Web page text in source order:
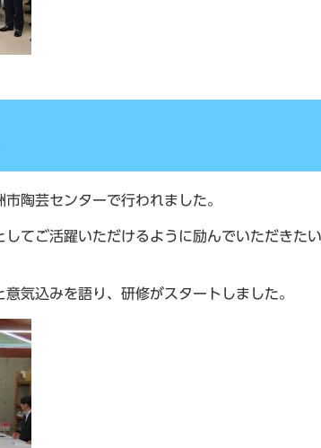
陶芸センターで行われました。
てご活躍いただけるように励んでいただきた
気込みを語り、研修がスタートしました。